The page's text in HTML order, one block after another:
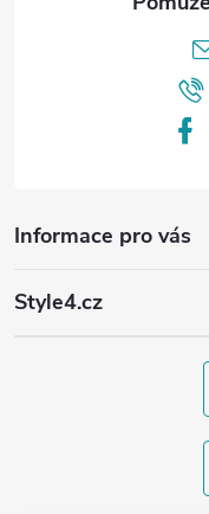
Informace pro vás
Style4.cz